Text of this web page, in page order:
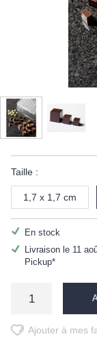
Taille :
1,7 x 1,7 cm
En stock
Livraison le 11
Pickup*
Ajouter à mes